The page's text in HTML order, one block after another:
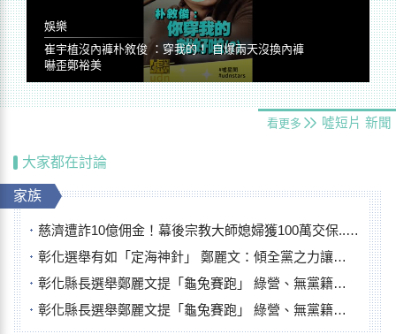
娛樂
崔宇植沒內褲朴敘俊 ：穿我的！ 自爆兩天沒換內褲
嚇歪鄭裕美
看更多 噓短片 新聞
大家都在討論
家族
慈濟遭詐10億佣金！幕後宗教大師媳婦獲100萬交保...快步奔離不發一語
彰化選舉有如「定海神針」 鄭麗文：傾全黨之力讓彰化贏
彰化縣長選舉鄭麗文提「龜兔賽跑」 綠營、無黨籍忙否認是烏龜
彰化縣長選舉鄭麗文提「龜兔賽跑」 綠營、無黨籍忙否認是烏龜